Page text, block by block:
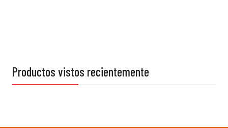
Productos vistos recientemente